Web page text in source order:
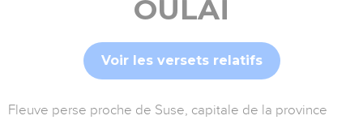
OULAÏ
Voir les versets relatifs
Fleuve perse proche de Suse, capitale de la province